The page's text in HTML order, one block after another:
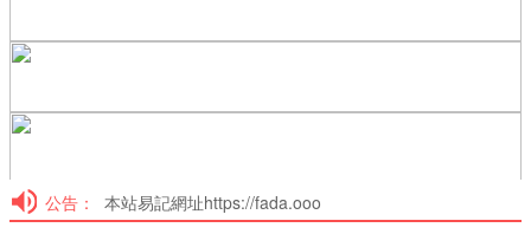
公告： 本站易記網址https://fada.ooo